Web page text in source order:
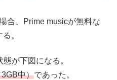
合、Prime musicが無料な
る。
が下図になる。
中）であった。